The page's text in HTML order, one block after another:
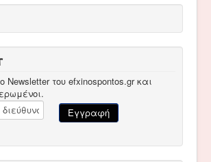
Newsletter του efxinospontos.gr και